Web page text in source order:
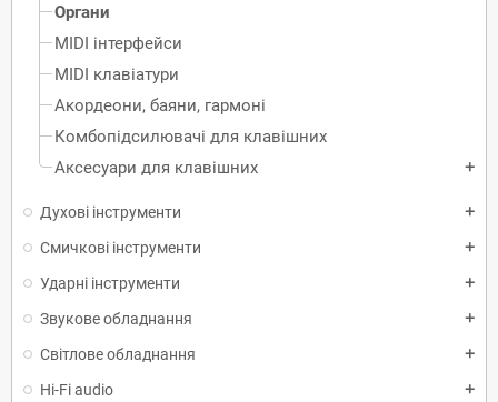
Органи
MIDI інтерфейси
MIDI клавіатури
Акордеони, баяни, гармоні
Комбопідсилювачі для клавішних
Аксесуари для клавішних
add
Духові інструменти add
Смичкові інструменти add
Ударні інструменти add
Звукове обладнання add
Світлове обладнання add
Hi-Fi audio add